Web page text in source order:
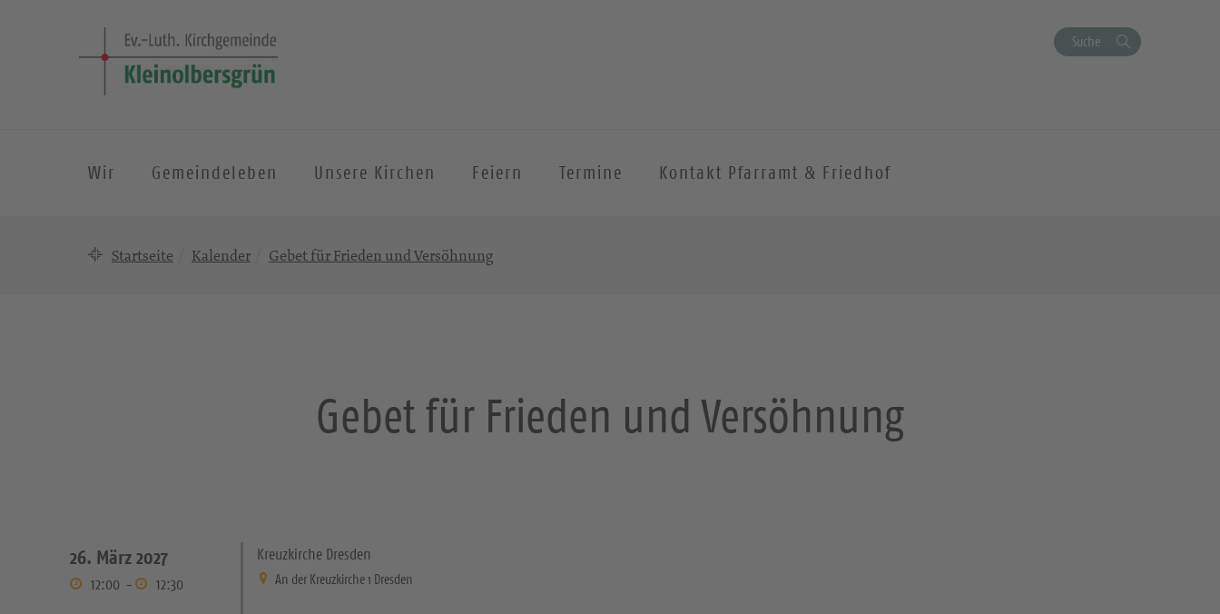
Suche
Wir Gemeindeleben Unsere Kirchen Feiern Termine Kontakt Pfarramt & Friedhof
Startseite Kalender Gebet für Frieden und Versöhnung
Gebet für Frieden und Versöhnung
26. März 2027
12:00 - 12:30
Kreuzkirche Dresden
An der Kreuzkirche 1 Dresden